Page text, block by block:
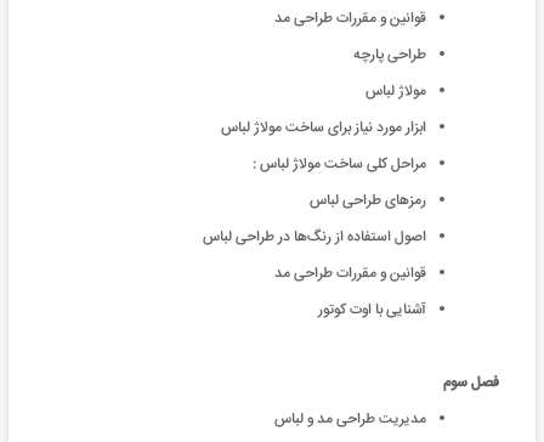
قوانین و مقررات طراحی مد
طراحی پارچه
مولاژ لباس
ابزار مورد نیاز برای ساخت مولاژ لباس
مراحل کلی ساخت مولاژ لباس :
رمزهای طراحی لباس
اصول استفاده از رنگ‌ها در طراحی لباس
قوانین و مقررات طراحی مد
آشنایی با اوت کوتور
فصل سوم
مدیریت طراحی مد و لباس